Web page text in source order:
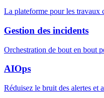
La plateforme pour les travaux
Gestion des incidents
Orchestration de bout en bout
AIOps
Réduisez le bruit des alertes et